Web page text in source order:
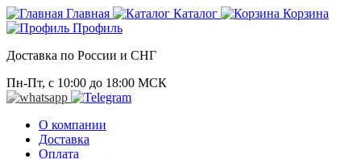
Главная Каталог
Корзина
Профиль
Доставка по России и СНГ
Пн-Пт, с 10:00 до 18:00 МСК
О компании
Доставка
Оплата